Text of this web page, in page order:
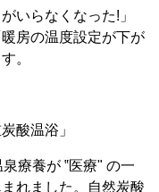
いらなくなった!」
房の温度設定が下が
。
酸温浴」
療養が ‟医療" の一
れました。自然炭酸